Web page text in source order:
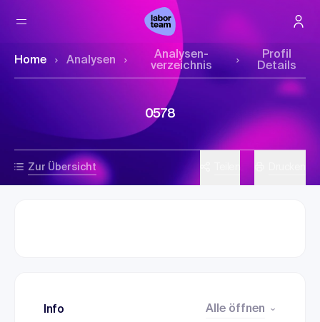
Home Analysen
Analysen­
verzeichnis
Profil
Details
Zur Übersicht
0578
Info Alle öffnen